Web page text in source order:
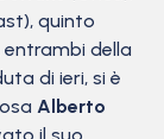
quinto
entrambi della
di ieri, si è
Alberto